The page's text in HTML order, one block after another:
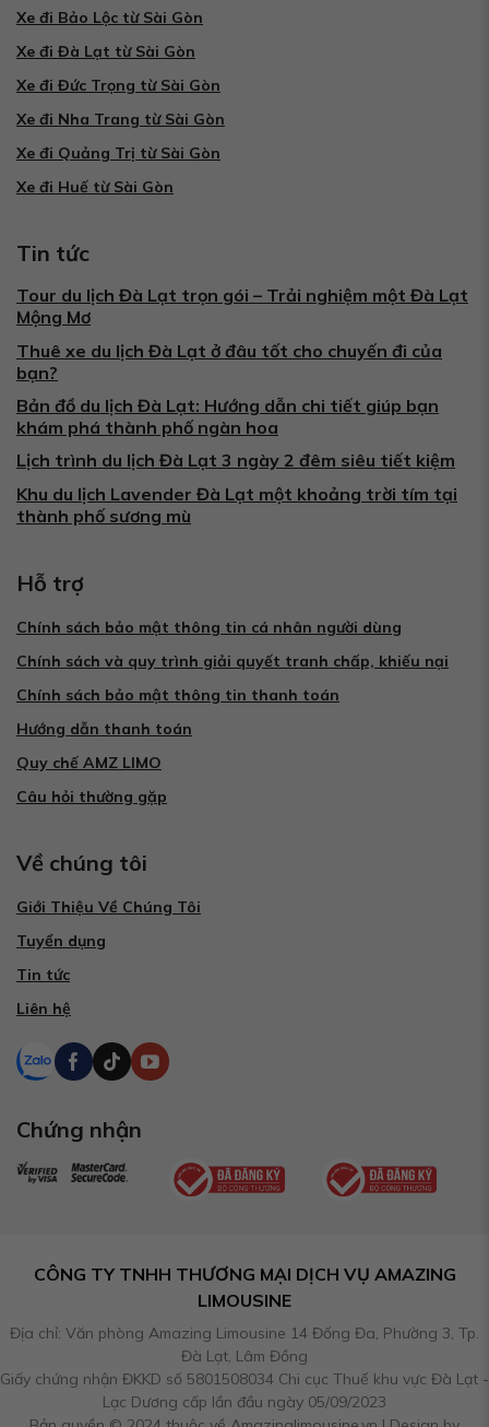
Xe đi Bảo Lộc từ Sài Gòn
Xe đi Đà Lạt từ Sài Gòn
Xe đi Đức Trọng từ Sài Gòn
Xe đi Nha Trang từ Sài Gòn
Xe đi Quảng Trị từ Sài Gòn
Xe đi Huế từ Sài Gòn
Tin tức
Tour du lịch Đà Lạt trọn gói – Trải nghiệm một Đà Lạt
Mộng Mơ
Thuê xe du lịch Đà Lạt ở đâu tốt cho chuyến đi của
bạn?
Bản đồ du lịch Đà Lạt: Hướng dẫn chi tiết giúp bạn
khám phá thành phố ngàn hoa
Lịch trình du lịch Đà Lạt 3 ngày 2 đêm siêu tiết kiệm
Khu du lịch Lavender Đà Lạt một khoảng trời tím tại
thành phố sương mù
Hỗ trợ
Chính sách bảo mật thông tin cá nhân người dùng
Chính sách và quy trình giải quyết tranh chấp, khiếu nại
Chính sách bảo mật thông tin thanh toán
Hướng dẫn thanh toán
Quy chế AMZ LIMO
Câu hỏi thường gặp
Về chúng tôi
Giới Thiệu Về Chúng Tôi
Tuyển dụng
Tin tức
Liên hệ
Chứng nhận
CÔNG TY TNHH THƯƠNG MẠI DỊCH VỤ AMAZING
LIMOUSINE
Địa chỉ: Văn phòng Amazing Limousine 14 Đống Đa, Phường 3, Tp.
Đà Lạt, Lâm Đồng
Giấy chứng nhận ĐKKD số 5801508034 Chi cục Thuế khu vực Đà Lạt -
Lạc Dương cấp lần đầu ngày 05/09/2023